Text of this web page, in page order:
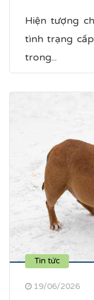
Hiện tượng
tình trạng
trong...
Tin tức
19/06/2026